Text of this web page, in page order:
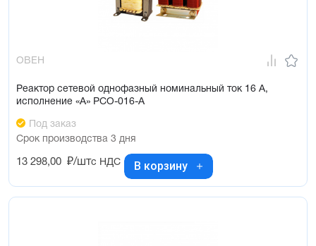
ОВЕН
Реактор сетевой однофазный номинальный ток 16 А,
исполнение «А» РСО-016-А
Под заказ
Срок производства 3 дня
13 298,00 ₽/штс НДС В корзину